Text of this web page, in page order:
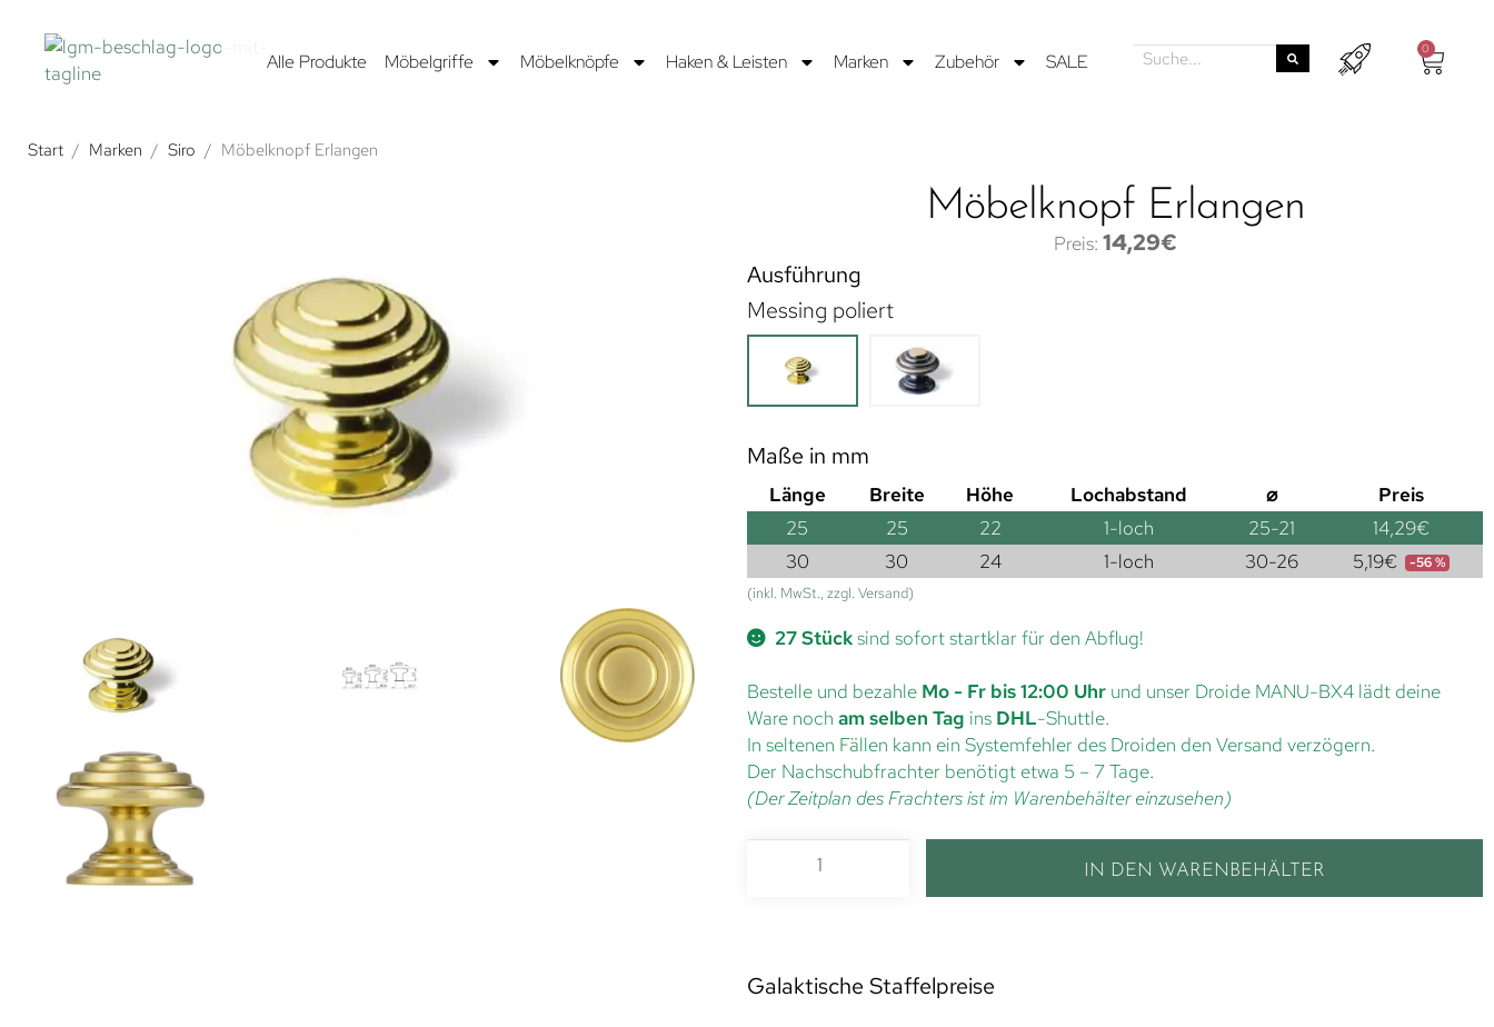
Alle Produkte Möbelgriffe Möbelknöpfe Haken & Leisten Marken Zubehör SALE
0
Start / Marken / Siro / Möbelknopf Erlangen
Möbelknopf Erlangen
14,29€
Ausführung
Messing poliert
Maße in mm
Länge Breite Höhe Lochabstand ⌀
Preis
25
25 22 1-loch 25-21 14,29€
30
30 24 1-loch 30-26 5,19€ -56 %
(inkl. MwSt., zzgl. Versand)
27 Stücksind sofort startklar für den Abflug!
Bestelle und bezahle Mo - Fr bis 12:00 Uhr und unser Droide MANU-BX4 lädt deine
Ware noch am selben Tag ins DHL-Shuttle.
In seltenen Fällen kann ein Systemfehler des Droiden den Versand verzögern.
Der Nachschubfrachter benötigt etwa 5 – 7 Tage.
(Der Zeitplan des Frachters ist im Warenbehälter einzusehen)
IN DEN WARENBEHÄLTER
Galaktische Staffelpreise